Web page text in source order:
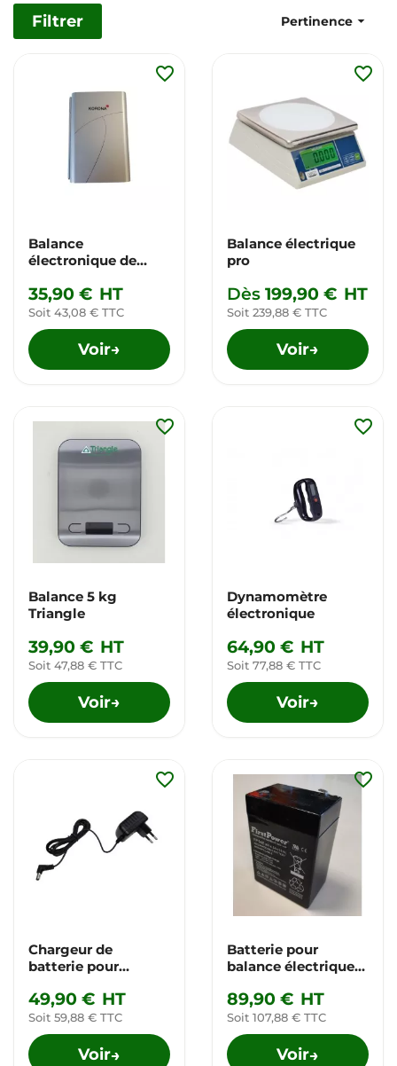
Filtrer Pertinence
Balance
électronique de
35,90 € HT
Soit 43,08 € TTC
Voir→
favorite_border
Balance électrique
pro
Dès 199,90 € HT
Soit 239,88 € TTC
Voir→
favorite_border
Balance 5 kg
Triangle
39,90 € HT
Soit 47,88 € TTC
Voir→
favorite_border
Dynamomètre
électronique
64,90 € HT
Soit 77,88 € TTC
Voir→
favorite_border
Chargeur de
batterie pour
professionnelle
49,90 € HT
Soit 59,88 € TTC
Voir→
favorite_border
Batterie pour
balance électrique
et 60 kg
89,90 € HT
Soit 107,88 € TTC
Voir→
favorite_border